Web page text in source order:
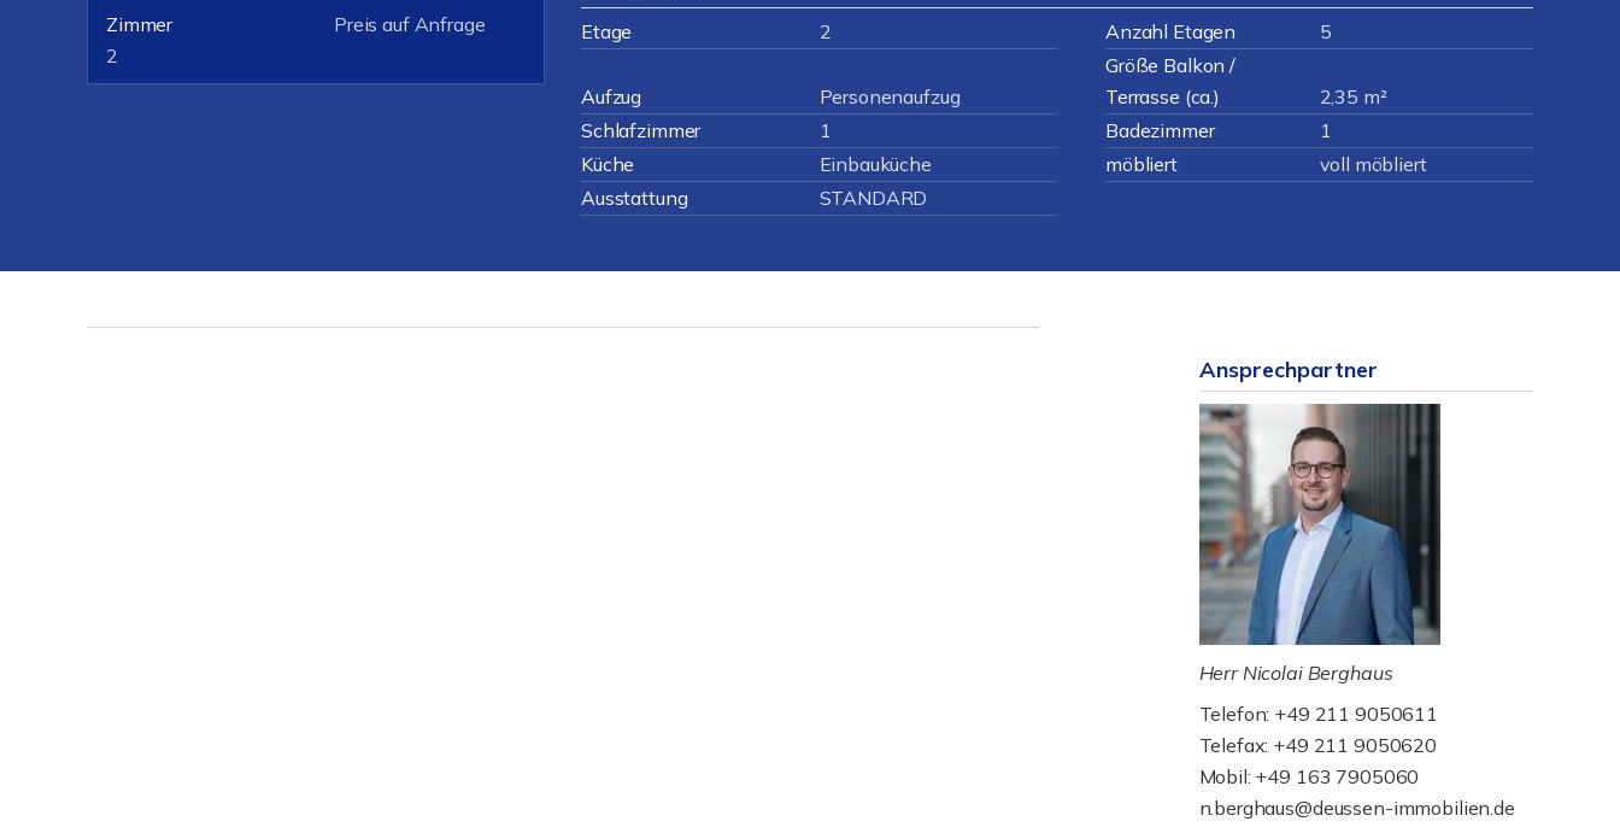
Zimmer
2
Preis auf Anfrage Etage 2 Anzahl Etagen 5
Aufzug Personenaufzug
Größe Balkon /
Terrasse (ca.)
2,35 m²
Schlafzimmer
1 Badezimmer
1
Küche
Einbauküche möbliert
voll möbliert
Ausstattung
STANDARD
Ansprechpartner
Herr Nicolai Berghaus
Telefon: +49 211 9050611
Telefax: +49 211 9050620
Mobil: +49 163 7905060
n.berghaus@deussen-immobilien.de